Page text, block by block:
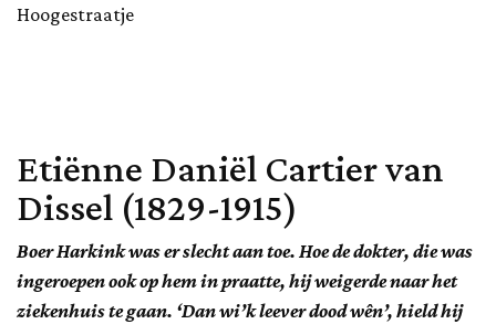
Hoogestraatje
Etiënne Daniël Cartier van
Dissel (1829-1915)
Boer Harkink was er slecht aan toe. Hoe de dokter, die was
ingeroepen ook op hem in praatte, hij weigerde naar het
ziekenhuis te gaan. ‘Dan wi’k leever dood wên’, hield hij